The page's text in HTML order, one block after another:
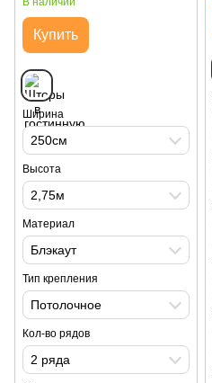
Купить
Ширина
250см
Высота
2,75м
Материал
Блэкаут
Тип крепления
Потолочное
Кол-во рядов
2 ряда